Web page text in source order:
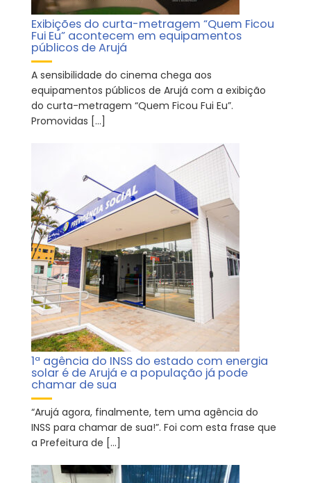
Exibições do curta-metragem “Quem Ficou
Fui Eu” acontecem em equipamentos
públicos de Arujá
A sensibilidade do cinema chega aos
equipamentos públicos de Arujá com a exibição
do curta-metragem “Quem Ficou Fui Eu”.
Promovidas […]
1ª agência do INSS do estado com energia
solar é de Arujá e a população já pode
chamar de sua
“Arujá agora, finalmente, tem uma agência do
INSS para chamar de sua!”. Foi com esta frase que
a Prefeitura de […]